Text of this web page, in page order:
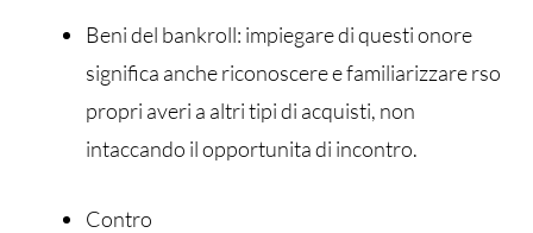
Beni del bankroll: impiegare di questi onore
significa anche riconoscere e familiarizzare rso
propri averi a altri tipi di acquisti, non
intaccando il opportunita di incontro.
Contro